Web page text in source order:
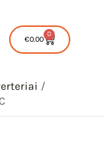
€0.00
0
Cart